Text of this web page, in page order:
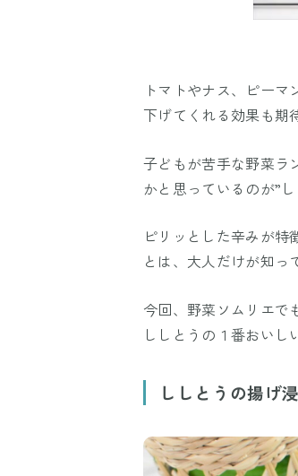
トマトやナス、ピー
下げてくれる効果も期
子どもが苦手な野菜ラ
かと思っているのが”
ピリッとした辛みが
とは、大人だけが知っ
今回、野菜ソムリエで
ししとうの１番おいし
ししとうの揚げ